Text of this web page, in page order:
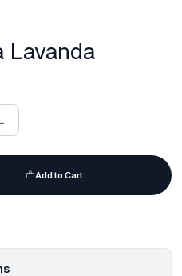
Lavanda
Add to Cart